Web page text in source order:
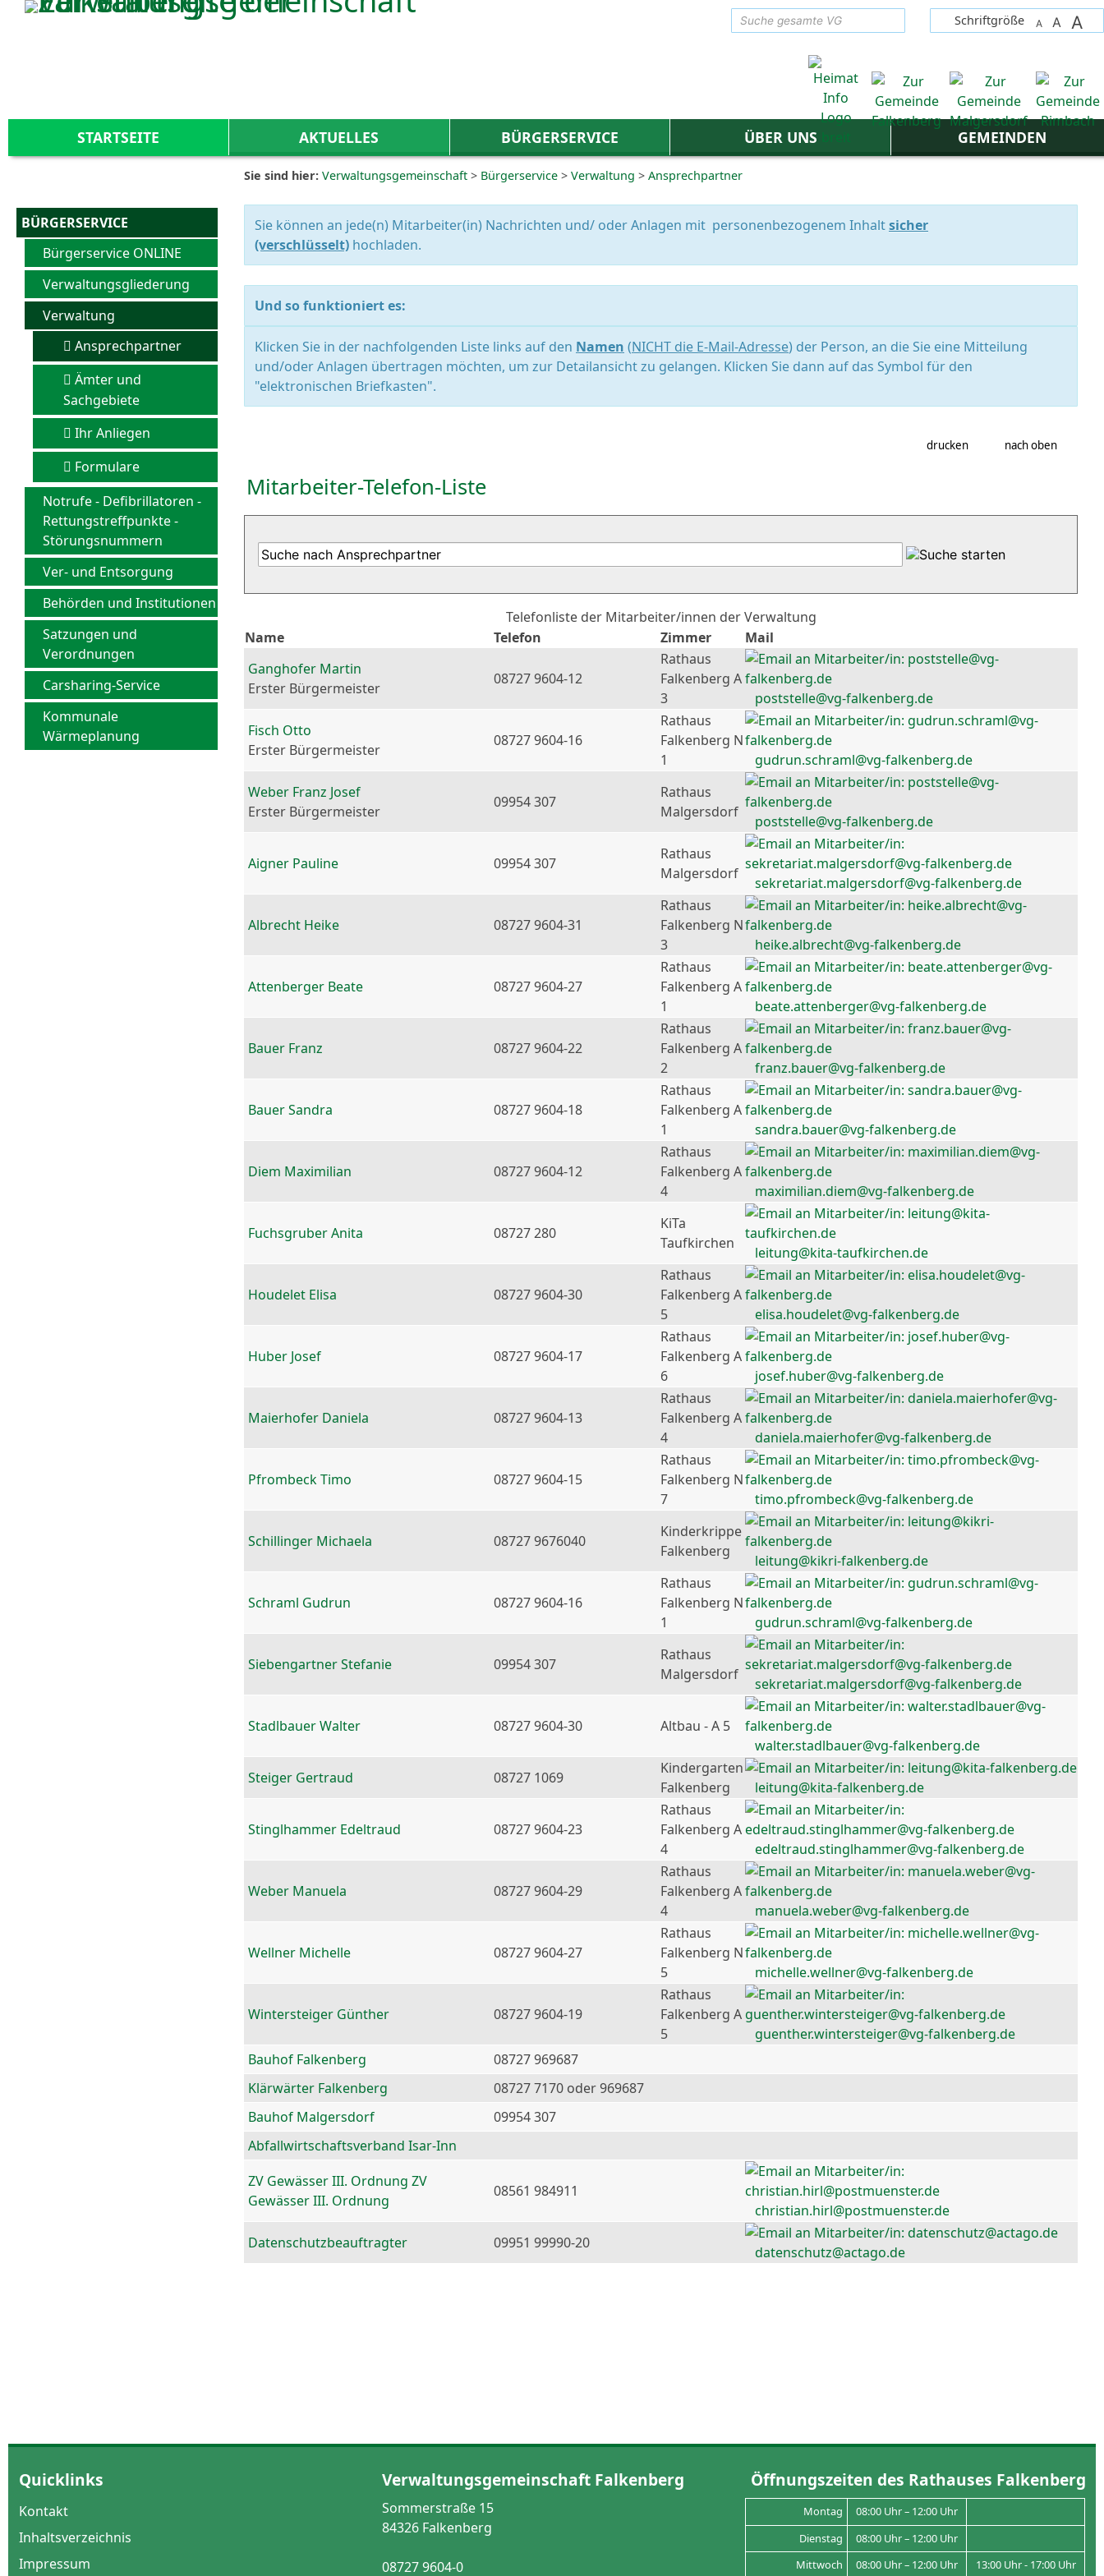
Zum Inhalt,zur Navigationoderzur Startseitespringen.
Schriftgröße A A A
STARTSEITE AKTUELLES BÜRGERSERVICE ÜBER UNS GEMEINDEN
BÜRGERSERVICE
Bürgerservice ONLINE
Verwaltungsgliederung
Verwaltung
Ansprechpartner
Ämter und
Sachgebiete
Ihr Anliegen
Formulare
Notrufe - Defibrillatoren -
Rettungstreffpunkte -
Störungsnummern
Ver- und Entsorgung
Behörden und Institutionen
Satzungen und
Verordnungen
Carsharing-Service
Kommunale
Wärmeplanung
Sie sind hier: Verwaltungsgemeinschaft > Bürgerservice > Verwaltung > Ansprechpartner
Sie können an jede(n) Mitarbeiter(in) Nachrichten und/ oder Anlagen mit personenbezogenem Inhaltsicher
(verschlüsselt) hochladen.
Und so funktioniert es:
Klicken Sie in der nachfolgenden Liste links auf den Namen (NICHT die E-Mail-Adresse) der Person, an die Sie eine Mitteilung
und/oder Anlagen übertragen möchten, um zur Detailansicht zu gelangen. Klicken Sie dann auf das Symbol für den
"elektronischen Briefkasten".
drucken nach oben
Mitarbeiter-Telefon-Liste
Telefonliste der Mitarbeiter/innen der Verwaltung
Name
Telefon Zimmer
Mail
Ganghofer Martin
Erster Bürgermeister
08727 9604-12
Rathaus
Falkenberg A
3
poststelle@vg-falkenberg.de
Fisch Otto
Erster Bürgermeister
08727 9604-16
Rathaus
Falkenberg N
1
gudrun.schraml@vg-falkenberg.de
Weber Franz Josef
Erster Bürgermeister
09954 307
Rathaus
Malgersdorf
poststelle@vg-falkenberg.de
Aigner Pauline 09954 307
Rathaus
Malgersdorf
sekretariat.malgersdorf@vg-falkenberg.de
Albrecht Heike 08727 9604-31
Rathaus
Falkenberg N
3
heike.albrecht@vg-falkenberg.de
Attenberger Beate 08727 9604-27
Rathaus
Falkenberg A
1
beate.attenberger@vg-falkenberg.de
Bauer Franz 08727 9604-22
Rathaus
Falkenberg A
2
franz.bauer@vg-falkenberg.de
Bauer Sandra 08727 9604-18
Rathaus
Falkenberg A
1
sandra.bauer@vg-falkenberg.de
Diem Maximilian 08727 9604-12
Rathaus
Falkenberg A
4
maximilian.diem@vg-falkenberg.de
Fuchsgruber Anita 08727 280
KiTa
Taufkirchen
leitung@kita-taufkirchen.de
Houdelet Elisa 08727 9604-30
Rathaus
Falkenberg A
5
elisa.houdelet@vg-falkenberg.de
Huber Josef 08727 9604-17
Rathaus
Falkenberg A
6
josef.huber@vg-falkenberg.de
Maierhofer Daniela 08727 9604-13
Rathaus
Falkenberg A
4
daniela.maierhofer@vg-falkenberg.de
Pfrombeck Timo 08727 9604-15
Rathaus
Falkenberg N
7
timo.pfrombeck@vg-falkenberg.de
Schillinger Michaela 08727 9676040
Kinderkrippe
Falkenberg
leitung@kikri-falkenberg.de
Schraml Gudrun 08727 9604-16
Rathaus
Falkenberg N
1
gudrun.schraml@vg-falkenberg.de
Siebengartner Stefanie 09954 307
Rathaus
Malgersdorf
sekretariat.malgersdorf@vg-falkenberg.de
Stadlbauer Walter 08727 9604-30
Altbau - A 5
walter.stadlbauer@vg-falkenberg.de
Steiger Gertraud
08727 1069
Kindergarten
Falkenberg
leitung@kita-falkenberg.de
Stinglhammer Edeltraud 08727 9604-23
Rathaus
Falkenberg A
4
edeltraud.stinglhammer@vg-falkenberg.de
Weber Manuela 08727 9604-29
Rathaus
Falkenberg A
4
manuela.weber@vg-falkenberg.de
Wellner Michelle 08727 9604-27
Rathaus
Falkenberg N
5
michelle.wellner@vg-falkenberg.de
Wintersteiger Günther 08727 9604-19
Rathaus
Falkenberg A
5
guenther.wintersteiger@vg-falkenberg.de
Bauhof Falkenberg
08727 969687
Klärwärter Falkenberg
08727 7170 oder 969687
Bauhof Malgersdorf
09954 307
Abfallwirtschaftsverband Isar-Inn
ZV Gewässer III. Ordnung ZV
Gewässer III. Ordnung
08561 984911
christian.hirl@postmuenster.de
Datenschutzbeauftragter
09951 99990-20
datenschutz@actago.de
Quicklinks
Kontakt
Inhaltsverzeichnis
Impressum
Verwaltungsgemeinschaft Falkenberg
Sommerstraße 15
84326 Falkenberg
08727 9604-0
Öffnungszeiten des Rathauses Falkenberg
Montag
08:00 Uhr – 12:00 Uhr
Dienstag
08:00 Uhr – 12:00 Uhr
Mittwoch
08:00 Uhr – 12:00 Uhr 13:00 Uhr - 17:00 Uhr